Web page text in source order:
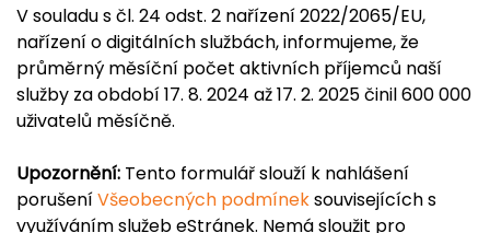
V souladu s čl. 24 odst. 2 nařízení 2022/2065/EU,
nařízení o digitálních službách, informujeme, že
průměrný měsíční počet aktivních příjemců naší
služby za období 17. 8. 2024 až 17. 2. 2025 činil 600 000
uživatelů měsíčně.
Upozornění: Tento formulář slouží k nahlášení
porušeníVšeobecných podmíneksouvisejících s
využíváním služeb eStránek. Nemá sloužit pro